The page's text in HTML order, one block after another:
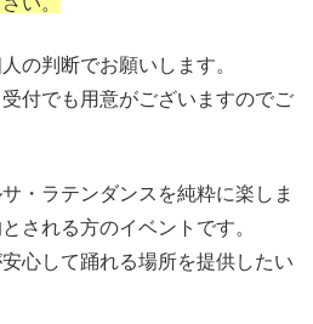
の判断でお願いします。
付でも用意がございますのでご
・ラテンダンスを純粋に楽しま
される方のイベントです。
心して踊れる場所を提供したい